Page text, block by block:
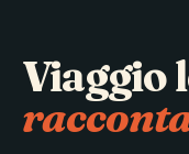
Viaggio